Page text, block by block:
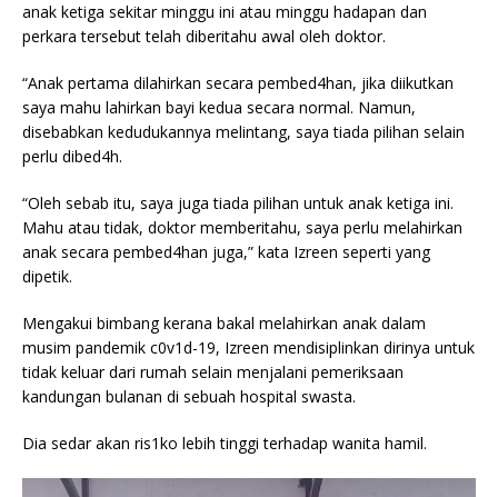
anak ketiga sekitar minggu ini atau minggu hadapan dan
perkara tersebut telah diberitahu awal oleh doktor.
“Anak pertama dilahirkan secara pembed4han, jika diikutkan
saya mahu lahirkan bayi kedua secara normal. Namun,
disebabkan kedudukannya melintang, saya tiada pilihan selain
perlu dibed4h.
“Oleh sebab itu, saya juga tiada pilihan untuk anak ketiga ini.
Mahu atau tidak, doktor memberitahu, saya perlu melahirkan
anak secara pembed4han juga,” kata Izreen seperti yang
dipetik.
Mengakui bimbang kerana bakal melahirkan anak dalam
musim pandemik c0v1d-19, Izreen mendisiplinkan dirinya untuk
tidak keluar dari rumah selain menjalani pemeriksaan
kandungan bulanan di sebuah hospital swasta.
Dia sedar akan ris1ko lebih tinggi terhadap wanita hamil.